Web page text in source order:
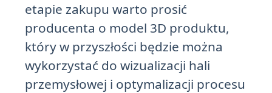
etapie zakupu warto prosić
producenta o model 3D produktu,
który w przyszłości będzie można
wykorzystać do wizualizacji hali
przemysłowej i optymalizacji procesu